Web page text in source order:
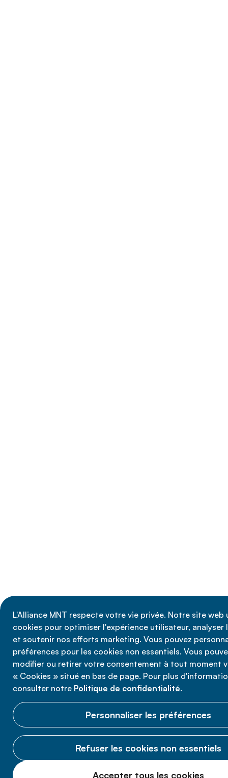
L'Alliance MNT respecte votre vie privée. Notre site web
cookies pour optimiser l'expérience utilisateur, analyser
et soutenir nos efforts marketing. Vous pouvez
préférences pour les cookies non essentiels. Vous
modifier ou retirer votre consentement à tout moment
« Cookies » situé en bas de page. Pour plus
consulter notre Politique de confidentialité.
Personnaliser les préférences
Refuser les cookies non essentiels
Accepter tous les cookies